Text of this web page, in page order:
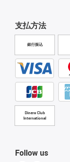
支払方法
銀行振込
Diners Club
International
Follow us